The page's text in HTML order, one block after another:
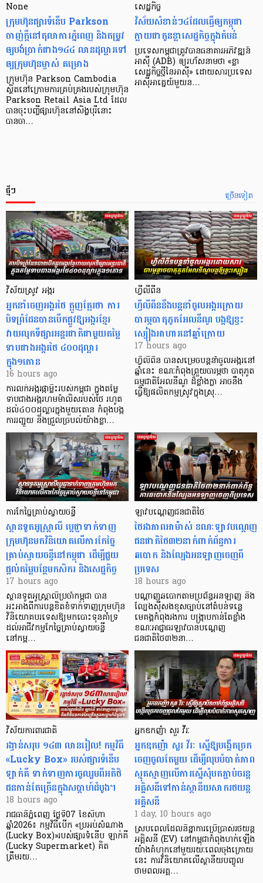
None
ក្រុមហ៊ុនផ្សារទំនើប Parkson
ចាញ់ក្ដីនៅតុលាការភ្នំពេញ និងតម្រូវ
ឲ្យបង់ប្រាក់ជាង១៤៤ លានដុល្លារទៅ
ឲ្យក្រុមហ៊ុនម្ចាស់ គម្រោង
ក្រុមហ៊ុន Parkson Cambodia
ស្ថិតនៅក្រោមការគ្រប់គ្រងរបស់ក្រុមហ៊ុន
Parkson Retail Asia Ltd ដែល
បានចុះបញ្ចីផ្សារហ៊ុននៅសិង្ហបុរីនោះ
បានចា…
សេដ្ឋកិច្ច​
វិស័យ​សំខាន់ៗ​៤​ដែល​ធ្វើ​ឲ្យ​កម្ពុជា​
ក្លាយ​ជា​កូន​ខ្លា​សេដ្ឋកិច្ច​ក្នុង​តំបន់
ប្រទេស​កម្ពុជា​ត្រូវ​បាន​ធនាគារ​អភិវឌ្ឍន៍​
អាស៊ី (ADB) ឲ្យ​រហ័ស​នាមថា «ខ្លា​
សេដ្ឋកិច្ច​ថ្មី​នៃ​អាស៊ី» ដោយសារ​ប្រទេស​
អាស៊ី​អាគ្នេយ៍​មួយ​ន…
ច្រើនទៀត
ថ្មីៗ
វិស័យស្រូវ អង្ករ
អ្នកនាំចេញអង្ករថៃ ត្អូញត្អែរថា ការ
បិទព្រំដែនបានបើកផ្លូវឱ្យអង្ករខ្មែរ
វាយលុកទីផ្សារអន្តរជាតិជាមួយតម្លៃ
ទាបជាងអង្ករថៃ ៤០០ដុល្លារ
ក្នុង១តោន
16 hours ago
ការលក់អង្ករផ្កាម្លិះរបស់កម្ពុជា ក្នុងតម្លៃ
ទាបជាងអង្ករហមម៉ាលិសរបស់ថៃ រហូត
ដល់៤០០ដុល្លារក្នុងមួយតោន កំពុងបង្ក
ការរញ្ជួយ និងជ្រួលច្របល់យ៉ាងខ្លា…
ហ្វីលីពីន
ហ្វីលីពីននឹងបន្តនាំចូលអង្ករក្រោយ
បារម្ភបាតុភូតអែលនីណូ បង្កឱ្យខ្វះ
ស្បៀងអាហារនៅឆ្នាំក្រោយ
17 hours ago
ហ្វីលីពីន បាន​សម្រេចបន្តនាំចូលអង្ករនៅ
ឆ្នាំនេះ ខណៈកំពុងព្រួយបារម្ភថា បាតុភូត
ធម្មជាតិអែលនីណូ ដ៏ខ្លាំងក្លា​ អាចនឹង
ធ្វើឱ្យផលិតកម្មស្រូវក្នុងស្រុ…
ការកែច្នៃគ្រាប់ស្វាយចន្ទី
ស្ថានទូតអូស្ត្រាលី ប្តេជ្ញាទាក់ទាញ
ក្រុមហ៊ុនមក​វិនិយោគលើការកែច្នៃ
គ្រាប់ស្វាយចន្ទីនៅកម្ពុជា ដើម្បីជួយ
ផ្តល់តម្លៃបន្ថែមកសិករ និងសេដ្ឋកិច្ច
17 hours ago
ស្ថានទូតអូស្ត្រាលីប្រចាំកម្ពុជា បាន
អះអាងពីការបន្តខិតខំទាក់ទាញក្រុមហ៊ុន
វិនិយោគបរទេសឱ្យមកបោះទុនគាំទ្រ
ដល់អាជីវកម្មកែច្នៃគ្រាប់ស្វាយចន្ទី
នៅកម្ព…
ឡាវបណ្តេញជនជាតិថៃ
ថៃរងភាពអាម៉ាស់ ខណៈឡាវបណ្តេញ
ជនជាតិថៃ៣២នាក់ពាក់ព័ន្ធការ
ឆបោក និងល្បែងអនឡាញចេញពី
ប្រទេស
18 hours ago
បណ្តាញឆបោកតាមប្រព័ន្ធអនឡាញ និង
ល្បែងស៊ីសងខុសច្បាប់នៅតំបន់ទន្លេ
មេគង្គកំពុងរងការ បង្ក្រាប​កាន់តែខ្លាំង
ខណៈអាជ្ញាធរឡាវបានបណ្តេញ
ជនជាតិថៃ៣២នា…
វិស័យការពារជាតិ
រង្វាន់សរុប ១៤៣ លានរៀល! កម្មវិធី
«Lucky Box» របស់ផ្សារទំនើប
ឡាក់គី ទាក់ទាញការចូលរួមពីអតិថិ
ជនកាន់តែច្រើនក្នុងសប្តាហ៍ដំបូង។
18 hours ago
រាជធានីភ្នំពេញ ថ្ងៃទី07 ខែសីហា
ឆ្នាំ2026៖ កម្មវិធីបើក «ប្រអប់សំណាង
(Lucky Box)»របស់ផ្សារទំនើប ឡាក់គី
(Lucky Supermarket) គិត
ត្រឹមរយ…
អ្នកឧកញ៉ា សួរ វីរៈ
អ្នកឧកញ៉ា សួរ វីរៈ ស្នើឱ្យបង្កើតច្រក
ចេញចូលតែមួយ ដើម្បីលុបបំបាត់ភាព
ស្មុគស្មាញលើការស្នើសុំបតភ្ជាប់ចរន្ត
អគ្គិសនីទៅកាន់ស្ថានីយសាករថយន្ត
អគ្គិសនី
1 day, 10 hours ago
ស្របពេលដែលនិន្នាការប្រើប្រាស់រថយន្ត
អគ្គិសនី (EV) នៅកម្ពុជាកំពុងហក់ឡើង
យ៉ាងគំហុកនៅមួយរយៈពេលចុងក្រោយ
នេះ ការវិនិយោគលើស្ថានីយបញ្ចូល
ថាមពលអគ្គ…